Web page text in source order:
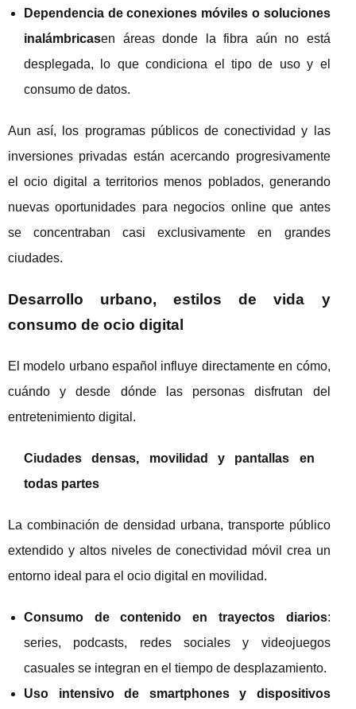
Dependencia de conexiones móviles o soluciones
inalámbricasen áreas donde la fibra aún no está
desplegada, lo que condiciona el tipo de uso y el
consumo de datos.
Aun así, los programas públicos de conectividad y las
inversiones privadas están acercando progresivamente
el ocio digital a territorios menos poblados, generando
nuevas oportunidades para negocios online que antes
se concentraban casi exclusivamente en grandes
ciudades.
Desarrollo urbano, estilos de vida y
consumo de ocio digital
El modelo urbano español influye directamente en cómo,
cuándo y desde dónde las personas disfrutan del
entretenimiento digital.
Ciudades densas, movilidad y pantallas en
todas partes
La combinación de densidad urbana, transporte público
extendido y altos niveles de conectividad móvil crea un
entorno ideal para el ocio digital en movilidad.
Consumo de contenido en trayectos diarios:
series, podcasts, redes sociales y videojuegos
casuales se integran en el tiempo de desplazamiento.
Uso intensivo de smartphones y dispositivos